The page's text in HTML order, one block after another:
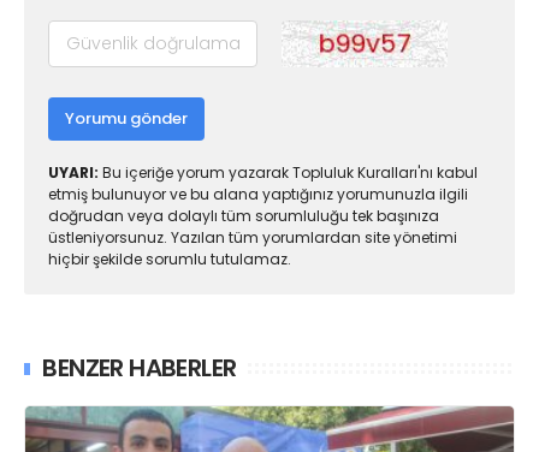
Yorumu gönder
UYARI: Bu içeriğe yorum yazarak Topluluk Kuralları'nı kabul
etmiş bulunuyor ve bu alana yaptığınız yorumunuzla ilgili
doğrudan veya dolaylı tüm sorumluluğu tek başınıza
üstleniyorsunuz. Yazılan tüm yorumlardan site yönetimi
hiçbir şekilde sorumlu tutulamaz.
BENZER HABERLER